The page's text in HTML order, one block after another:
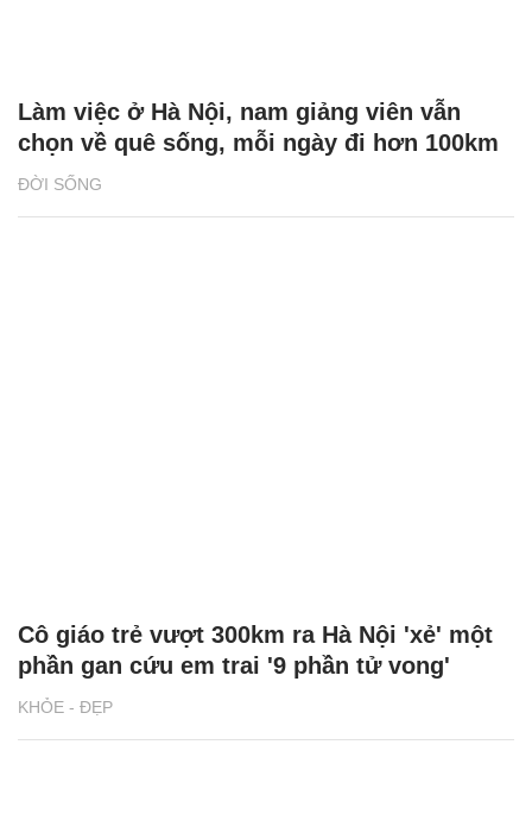
ĐỜI SỐNG
Làm việc ở Hà Nội, nam giảng viên vẫn
chọn về quê sống, mỗi ngày đi hơn 100km
KHỎE - ĐẸP
Cô giáo trẻ vượt 300km ra Hà Nội 'xẻ' một
phần gan cứu em trai '9 phần tử vong'